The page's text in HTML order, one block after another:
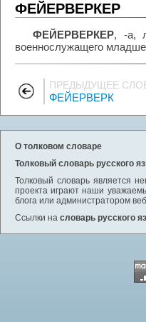
ФЕЙЕРВЕРКЕР
ФЕЙЕРВЕРКЕР, -а,
военнослужащего
ПРЕДЫДУЩЕЕ
ФЕЙЕРВЕРК
О толковом словаре
Толковый словарь русского
Толковый словарь является
проекта играют наши
блога или администратором
Ссылки на словарь русского